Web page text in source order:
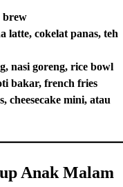
brew
latte, cokelat panas, teh
nasi goreng, rice bowl
bakar, french fries
cheesecake mini, atau
Anak Malam